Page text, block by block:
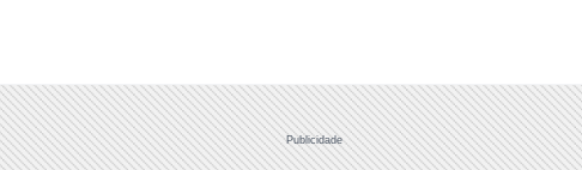
Publicidade